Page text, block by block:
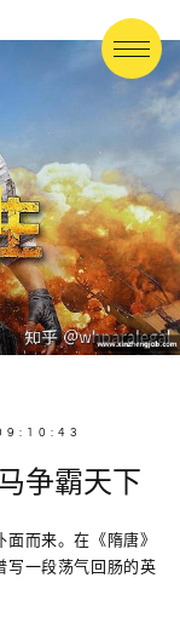
争霸天下
而来。在《隋唐》
写一段荡气回肠的英